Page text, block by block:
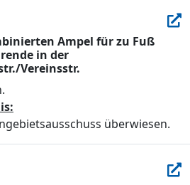
Ampel für zu Fuß
in der
Vereinsstr.
überwiesen.